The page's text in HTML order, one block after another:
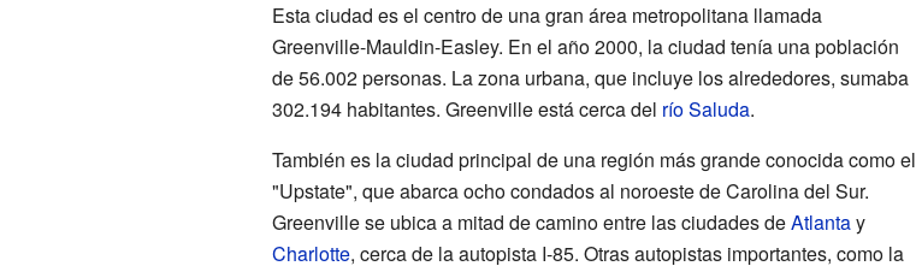
Esta ciudad es el centro de una gran área metropolitana llamada
Greenville-Mauldin-Easley. En el año 2000, la ciudad tenía una población
de 56.002 personas. La zona urbana, que incluye los alrededores, sumaba
302.194 habitantes. Greenville está cerca del río Saluda.
También es la ciudad principal de una región más grande conocida como el
"Upstate", que abarca ocho condados al noroeste de Carolina del Sur.
Greenville se ubica a mitad de camino entre las ciudades deAtlantay
Charlotte, cerca de la autopista I-85. Otras autopistas importantes, como la